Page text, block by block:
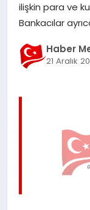
TEKNOLOJI
ilişkin para ve
Bankacılar
Haber
21 Aralık